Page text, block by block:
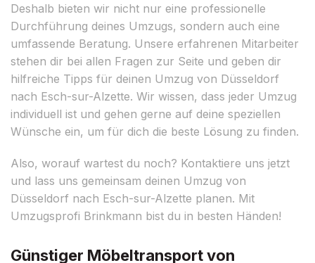
Deshalb bieten wir nicht nur eine professionelle
Durchführung deines Umzugs, sondern auch eine
umfassende Beratung. Unsere erfahrenen Mitarbeiter
stehen dir bei allen Fragen zur Seite und geben dir
hilfreiche Tipps für deinen Umzug von Düsseldorf
nach Esch-sur-Alzette. Wir wissen, dass jeder Umzug
individuell ist und gehen gerne auf deine speziellen
Wünsche ein, um für dich die beste Lösung zu finden.
Also, worauf wartest du noch? Kontaktiere uns jetzt
und lass uns gemeinsam deinen Umzug von
Düsseldorf nach Esch-sur-Alzette planen. Mit
Umzugsprofi Brinkmann bist du in besten Händen!
Günstiger Möbeltransport von